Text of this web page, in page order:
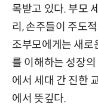
목받고 있다. 부모
리, 손주들이 주도
조부모에게는 새로
를 이해하는 성장
에서 세대 간 진한
에서 뜻깊다.